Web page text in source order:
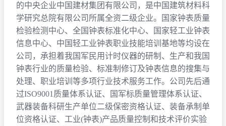
的中央企业中国建材集团有限公司，是中国建筑材料科
学研究总院有限公司所属全资二级企业。国家钟表质量
检验检测中心、全国钟表标准化中心、国家轻工业钟表
信息中心、中国轻工业钟表职业技能培训基地等均设在
公司，承担着我国军民用计时仪器的研制、生产和我国
钟表行业的质量检验、标准制修订及钟表信息的搜集与
处理、职业培训等多项行业技术服务工作。公司先后通
过ISO9001质量体系认证、国军标质量管理体系认证、
武器装备科研生产单位二级保密资格认证、装备承制单
位资格认证、工业(钟表)产品质量控制和技术评价实验
联系人邮箱
展品范围
其他展品范围说明
我已阅读并同意《隐私政策》
提交参展报名
简体中文
简体中文